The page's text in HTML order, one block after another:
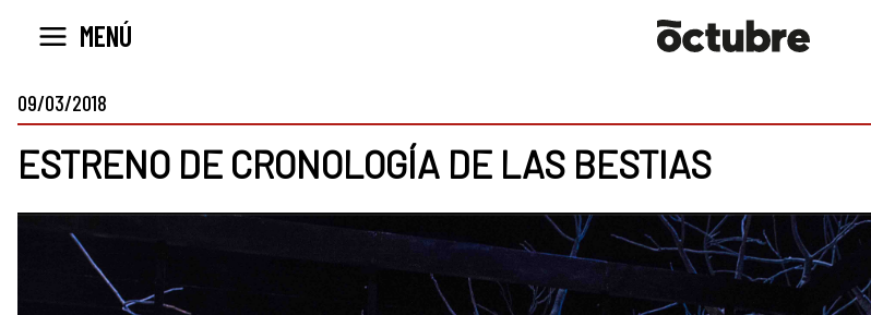
MENÚ
09/03/2018
ESTRENO DE CRONOLOGÍA DE LAS BESTIAS